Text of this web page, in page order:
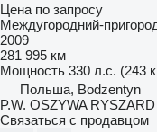
Цена по запросу
Междугородний-
2009
281 995 км
Мощность 330 л.с. (243
Польша, Bodzentyn
P.W. OSZYWA RYSZARD
Связаться с продавцом